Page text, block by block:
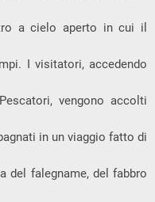
a cielo aperto in cui il
I visitatori, accedendo
vengono accolti
in un viaggio fatto di
del falegname, del fabbro